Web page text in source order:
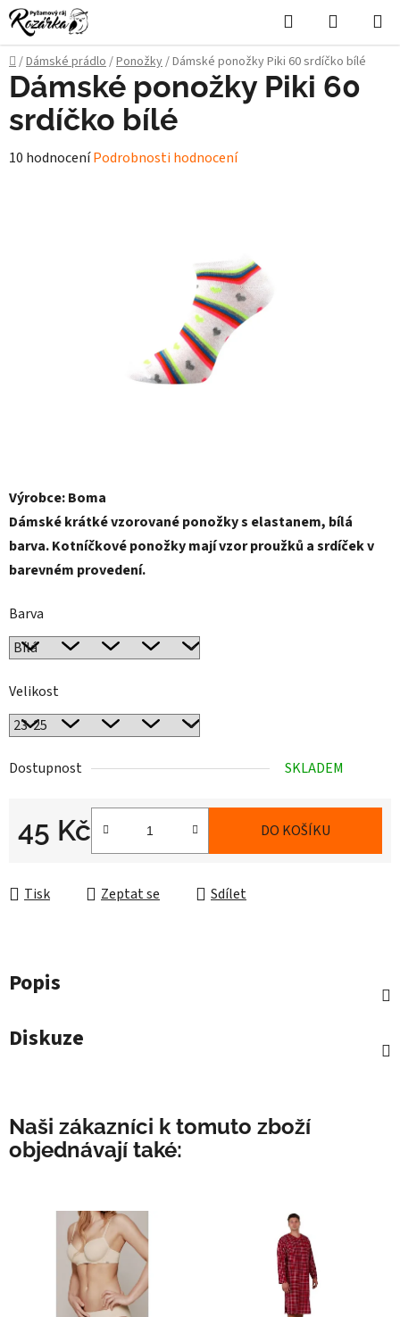
Přejít
na
obsah
Hledat
KOŠÍK
Domů
/Dámské prádlo/Ponožky/Dámské ponožky Piki 60 srdíčko bílé
Výrobce: Boma
Dámské krátké vzorované ponožky s elastanem, bílá
barva. Kotníčkové ponožky mají vzor proužků a srdíček v
barevném provedení.
Barva
Velikost
Dostupnost SKLADEM
45 Kč DO KOŠÍKU
Tisk Zeptat se Sdílet
Dámské ponožky Piki 60
srdíčko bílé
Průměrné
10 hodnoceníPodrobnosti hodnocení
Popis
Diskuze
Naši zákazníci k tomuto zboží
objednávají také: